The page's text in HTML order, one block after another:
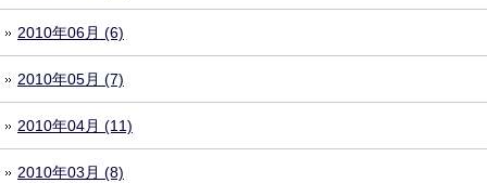
2010年06月 (6)
2010年05月 (7)
2010年04月 (11)
2010年03月 (8)